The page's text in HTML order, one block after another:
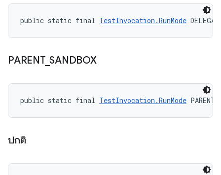
public static final TestInvocation.RunMode
PARENT_SANDBOX
public static final TestInvocation.RunMode
ปกติ